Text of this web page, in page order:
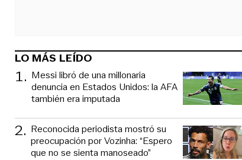
LO MÁS LEÍDO
1. Messi libró de una millonaria
denuncia en Estados Unidos: la AFA
también era imputada
2. Reconocida periodista mostró su
preocupación por Vozinha: “Espero
que no se sienta manoseado”